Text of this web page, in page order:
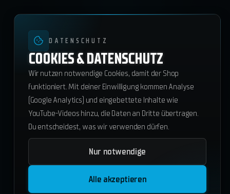
Teamlist Bot 17.85€
DATENSCHUTZ
COOKIES & DATENSCHUTZ
Wir nutzen notwendige Cookies, damit der Shop
funktioniert. Mit deiner Einwilligung kommen Analyse
(Google Analytics) und eingebettete Inhalte wie
YouTube-Videos hinzu, die Daten an Dritte übertragen.
Du entscheidest, was wir verwenden dürfen.
Nur notwendige
Alle akzeptieren